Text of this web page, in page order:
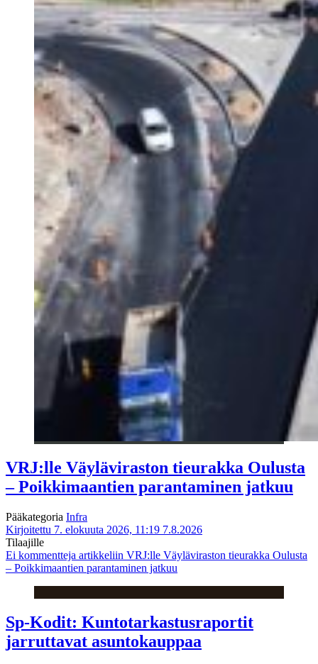
VRJ:lle Väyläviraston tieurakka Oulusta
– Poikkimaantien parantaminen jatkuu
Pääkategoria Infra
Kirjoitettu 7. elokuuta 2026, 11:19 7.8.2026
Tilaajille
Ei kommentteja artikkeliin VRJ:lle Väyläviraston tieurakka Oulusta
– Poikkimaantien parantaminen jatkuu
Sp-Kodit: Kuntotarkastusraportit
jarruttavat asuntokauppaa